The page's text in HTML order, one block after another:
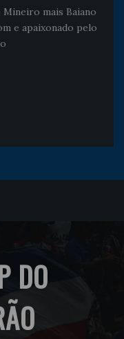
mais Baiano
e apaixonado pelo
DO